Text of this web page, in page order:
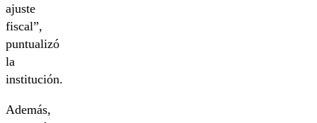
ajuste
fiscal”,
puntualizó
la
institución.
Además,